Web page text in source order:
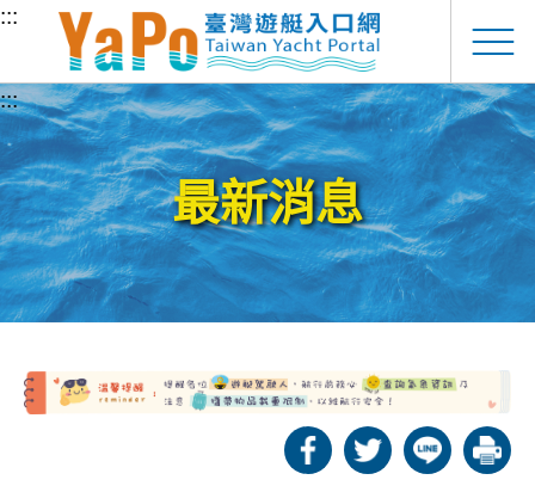
跳至主要內容
:::
:::
最新消息